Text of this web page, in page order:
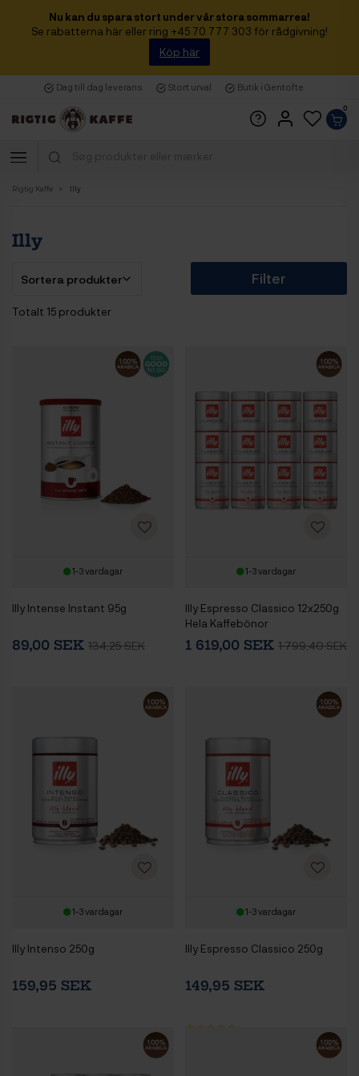
Nu kan du spara stort under vår stora sommarrea!
Se rabatterna här eller ring +45 70 777 303 för rådgivning!
Köp här
Dag till dag leverans Stort urval Butik i Gentofte
0
Rigtig Kaffe Illy
Illy
Totalt 15 produkter
Filter
1-3 vardagar
Illy Intense Instant 95g
89,00 SEK 134,25 SEK
1-3 vardagar
Illy Espresso Classico 12x250g
Hela Kaffebönor
1 619,00 SEK 1 799,40 SEK
1-3 vardagar
Illy Intenso 250g
159,95 SEK
1-3 vardagar
Illy Espresso Classico 250g
149,95 SEK